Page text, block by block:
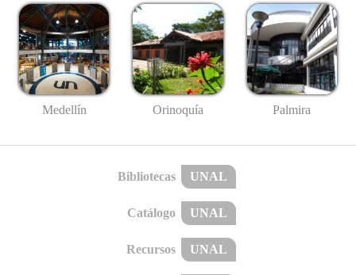
Medellín Orinoquía Palmira
Bibliotecas UNAL
Catálogo UNAL
Recursos UNAL